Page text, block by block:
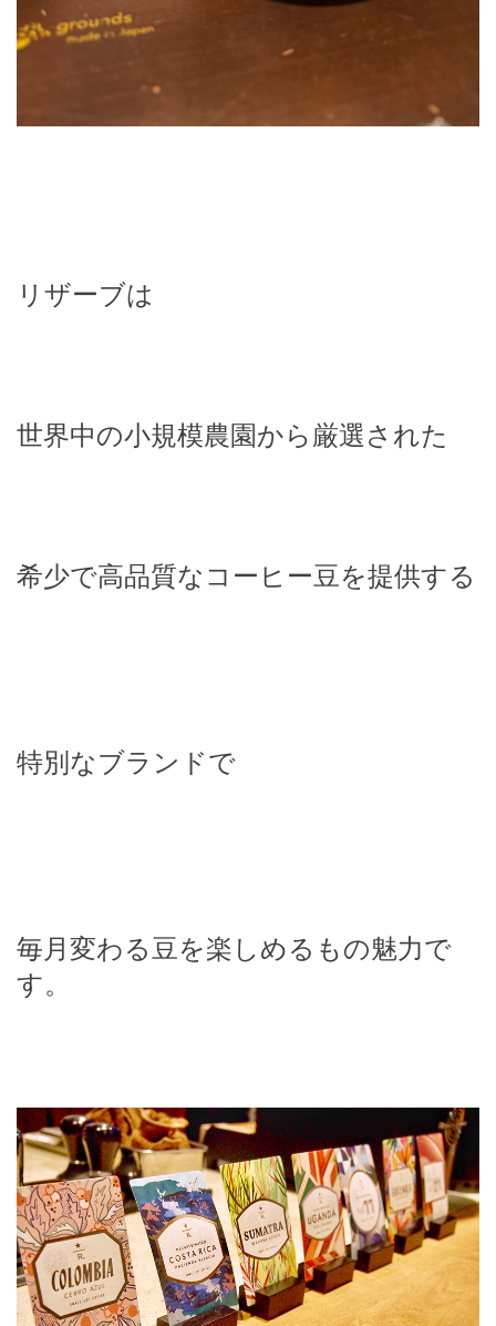
リザーブは
世界中の小規模農園から厳選された
希少で高品質なコーヒー豆を提供する
特別なブランドで
毎月変わる豆を楽しめるもの魅力で
す。